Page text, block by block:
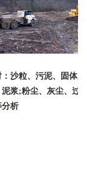
：沙粒、污泥、固体
泥浆;粉尘、灰尘、过
分析